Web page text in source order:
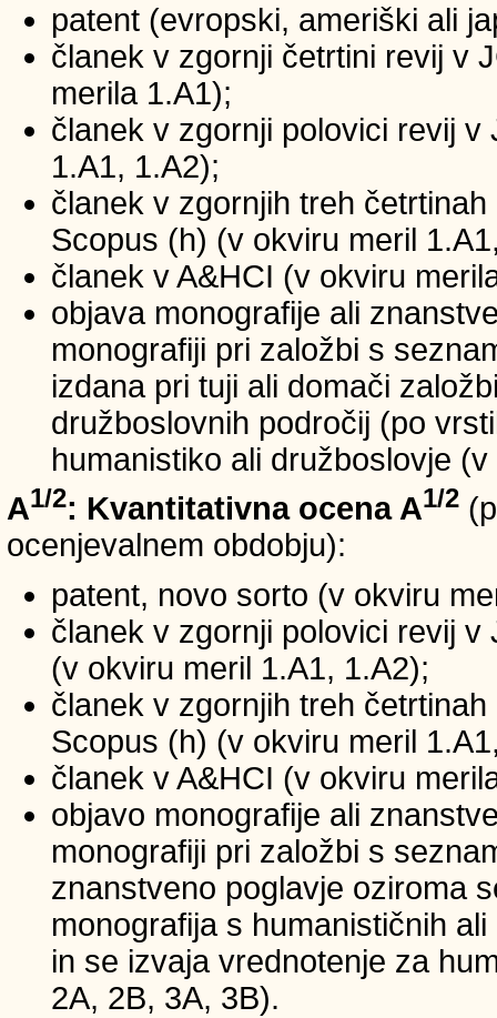
patent (evropski, ameriški ali
članek v zgornji četrtini revij v
merila 1.A1);
članek v zgornji polovici revij
1.A1, 1.A2);
članek v zgornjih treh
Scopus (h) (v okviru meril
članek v A&HCI (v okviru
objava monografije ali
monografiji pri založbi s
izdana pri tuji ali domači
družboslovnih področij (po
humanistiko ali družboslovje
A1/2: Kvantitativna ocena A1/2
ocenjevalnem obdobju):
patent, novo sorto (v okviru
članek v zgornji polovici revij
(v okviru meril 1.A1, 1.A2);
članek v zgornjih treh
Scopus (h) (v okviru meril
članek v A&HCI (v okviru
objavo monografije ali
monografiji pri založbi s
znanstveno poglavje oziroma
monografija s humanističnih
in se izvaja vrednotenje za
2A, 2B, 3A, 3B).